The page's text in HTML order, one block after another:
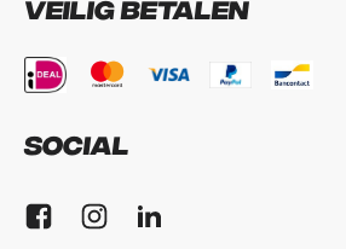
Veilig betalen
Social